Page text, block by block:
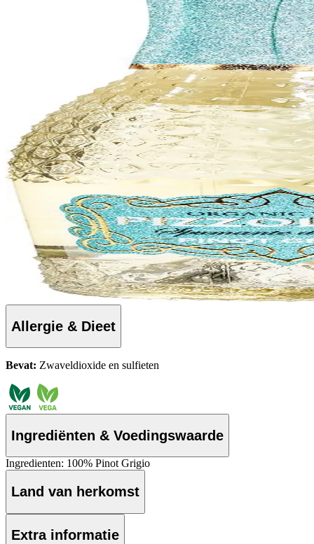
Allergie & Dieet
Bevat: Zwaveldioxide en sulfieten
Ingrediënten & Voedingswaarde
Ingredienten: 100% Pinot Grigio
Land van herkomst
Extra informatie